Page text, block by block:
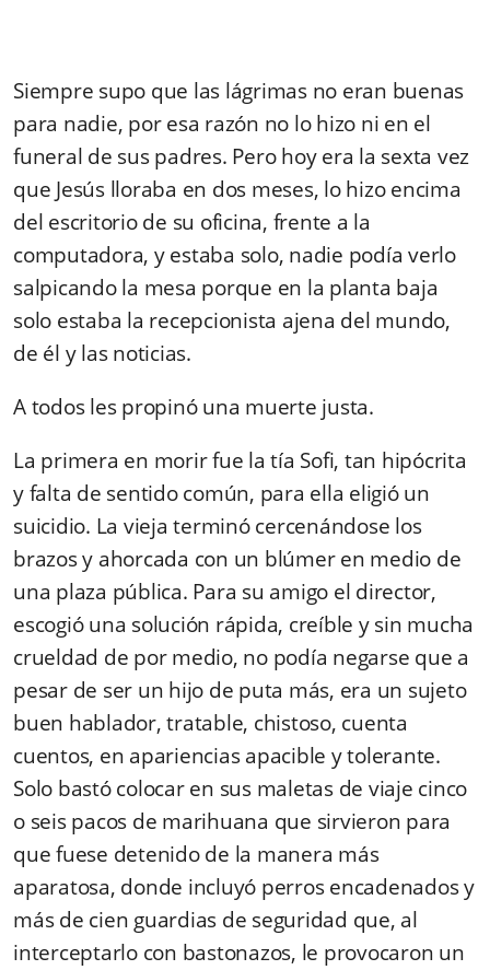
Siempre supo que las lágrimas no eran buenas
para nadie, por esa razón no lo hizo ni en el
funeral de sus padres. Pero hoy era la sexta vez
que Jesús lloraba en dos meses, lo hizo encima
del escritorio de su oficina, frente a la
computadora, y estaba solo, nadie podía verlo
salpicando la mesa porque en la planta baja
solo estaba la recepcionista ajena del mundo,
de él y las noticias.
A todos les propinó una muerte justa.
La primera en morir fue la tía Sofi, tan hipócrita
y falta de sentido común, para ella eligió un
suicidio. La vieja terminó cercenándose los
brazos y ahorcada con un blúmer en medio de
una plaza pública. Para su amigo el director,
escogió una solución rápida, creíble y sin mucha
crueldad de por medio, no podía negarse que a
pesar de ser un hijo de puta más, era un sujeto
buen hablador, tratable, chistoso, cuenta
cuentos, en apariencias apacible y tolerante.
Solo bastó colocar en sus maletas de viaje cinco
o seis pacos de marihuana que sirvieron para
que fuese detenido de la manera más
aparatosa, donde incluyó perros encadenados y
más de cien guardias de seguridad que, al
interceptarlo con bastonazos, le provocaron un